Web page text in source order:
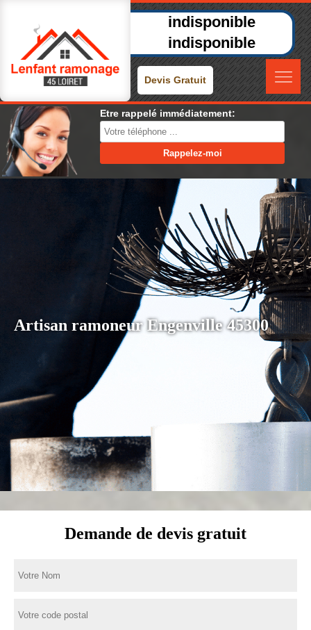
indisponible
indisponible
Devis Gratuit
Etre rappelé immédiatement:
Artisan ramoneur Engenville 45300
Demande de devis gratuit